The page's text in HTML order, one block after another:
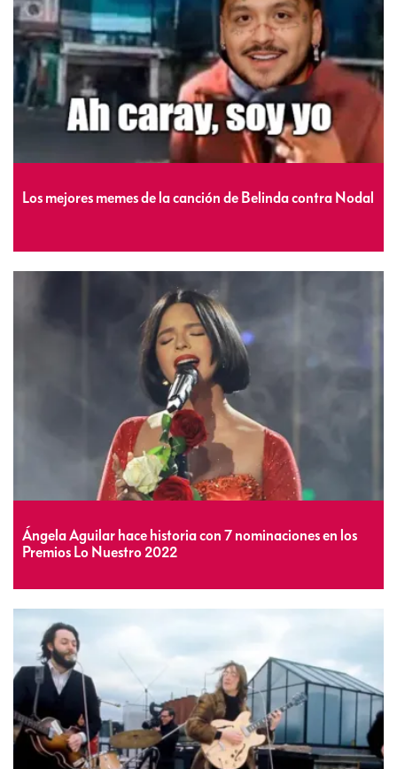
Los mejores memes de la canción de Belinda contra Nodal
Ángela Aguilar hace historia con 7 nominaciones en los
Premios Lo Nuestro 2022